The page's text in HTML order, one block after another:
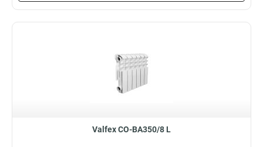
Valfex CO-BA350/8 L